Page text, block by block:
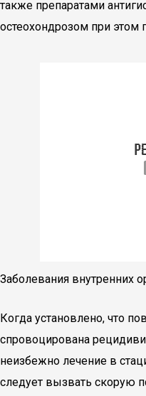
также препаратами
остеохондрозом при этом
Заболевания внутренних
Когда установлено, что
спровоцирована
неизбежно лечение в
следует вызвать скорую